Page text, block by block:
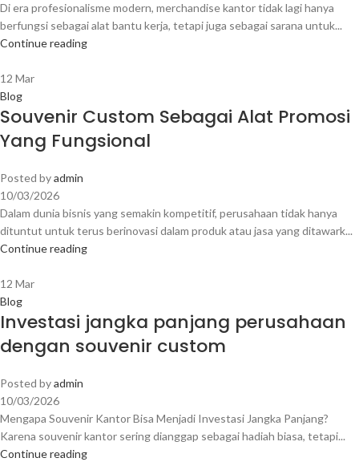
Di era profesionalisme modern, merchandise kantor tidak lagi hanya
berfungsi sebagai alat bantu kerja, tetapi juga sebagai sarana untuk...
Continue reading
12 Mar
Blog
Souvenir Custom Sebagai Alat Promosi
Yang Fungsional
Posted byadmin
10/03/2026
Dalam dunia bisnis yang semakin kompetitif, perusahaan tidak hanya
dituntut untuk terus berinovasi dalam produk atau jasa yang ditawark...
Continue reading
12 Mar
Blog
Investasi jangka panjang perusahaan
dengan souvenir custom
Posted byadmin
10/03/2026
Mengapa Souvenir Kantor Bisa Menjadi Investasi Jangka Panjang?
Karena souvenir kantor sering dianggap sebagai hadiah biasa, tetapi...
Continue reading